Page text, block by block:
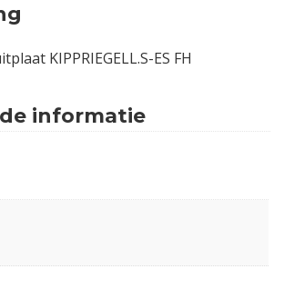
KIPPRIEGELL.S-ES FH
informatie